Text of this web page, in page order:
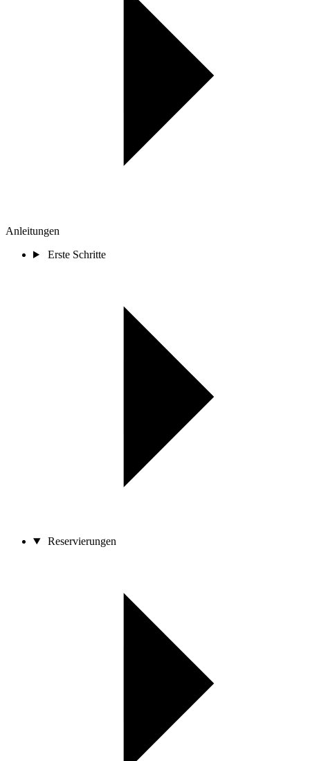
Anleitungen
Erste Schritte
Reservierungen